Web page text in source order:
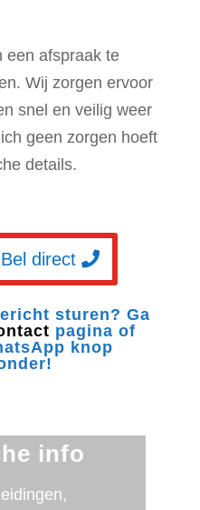
een afspraak te
Wij zorgen ervoor
snel en veilig weer
geen zorgen hoeft
details.
direct
sturen? Ga
pagina of
knop
info